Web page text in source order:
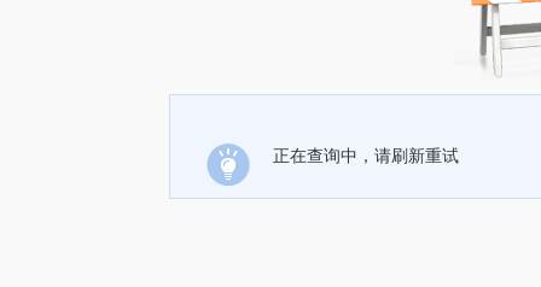
正在查询中，请刷新重试